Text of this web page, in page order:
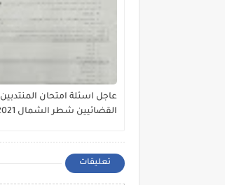
عاجل اسئلة امتحان المنتدبين
القضائيين شطر الشمال 2021
تعليقات